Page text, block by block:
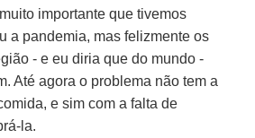
importante que tivemos
a pandemia, mas felizmente os
- e eu diria que do mundo -
Até agora o problema não tem a
e sim com a falta de
la.